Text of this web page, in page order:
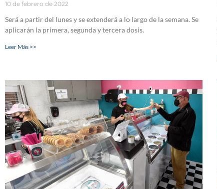
10 de febrero de 2022
Será a partir del lunes y se extenderá a lo largo de la semana. Se
aplicarán la primera, segunda y tercera dosis.
Leer Más >>